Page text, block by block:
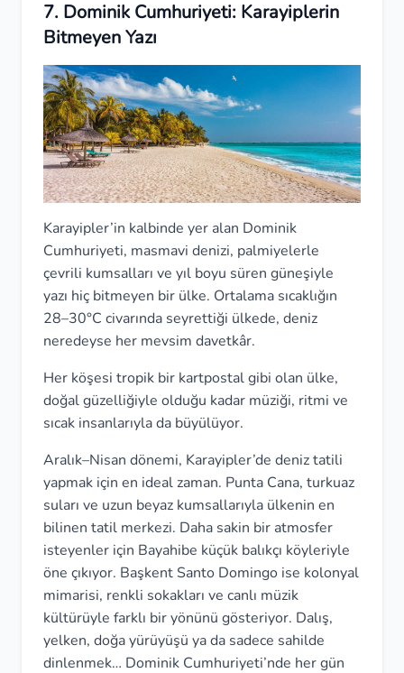
7. Dominik Cumhuriyeti: Karayiplerin
Bitmeyen Yazı
Karayipler’in kalbinde yer alan Dominik
Cumhuriyeti, masmavi denizi, palmiyelerle
çevrili kumsalları ve yıl boyu süren güneşiyle
yazı hiç bitmeyen bir ülke. Ortalama sıcaklığın
28–30°C civarında seyrettiği ülkede, deniz
neredeyse her mevsim davetkâr.
Her köşesi tropik bir kartpostal gibi olan ülke,
doğal güzelliğiyle olduğu kadar müziği, ritmi ve
sıcak insanlarıyla da büyülüyor.
Aralık–Nisan dönemi, Karayipler’de deniz tatili
yapmak için en ideal zaman. Punta Cana, turkuaz
suları ve uzun beyaz kumsallarıyla ülkenin en
bilinen tatil merkezi. Daha sakin bir atmosfer
isteyenler için Bayahibe küçük balıkçı köyleriyle
öne çıkıyor. Başkent Santo Domingo ise kolonyal
mimarisi, renkli sokakları ve canlı müzik
kültürüyle farklı bir yönünü gösteriyor. Dalış,
yelken, doğa yürüyüşü ya da sadece sahilde
dinlenmek… Dominik Cumhuriyeti’nde her gün